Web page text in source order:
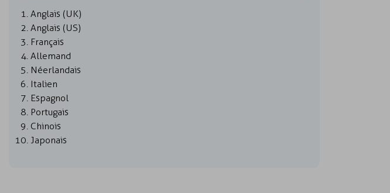
Anglais (UK)
Anglais (US)
Français
Allemand
Néerlandais
Italien
Espagnol
Portugais
Chinois
Japonais